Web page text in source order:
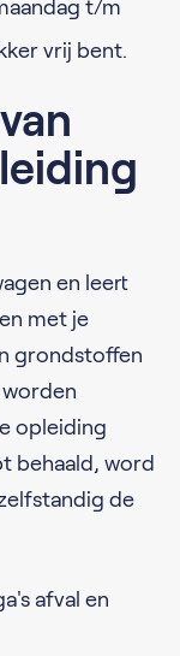
t/m
vrij bent.
en leert
met je
grondstoffen
opleiding
behaald, word
de
afval en